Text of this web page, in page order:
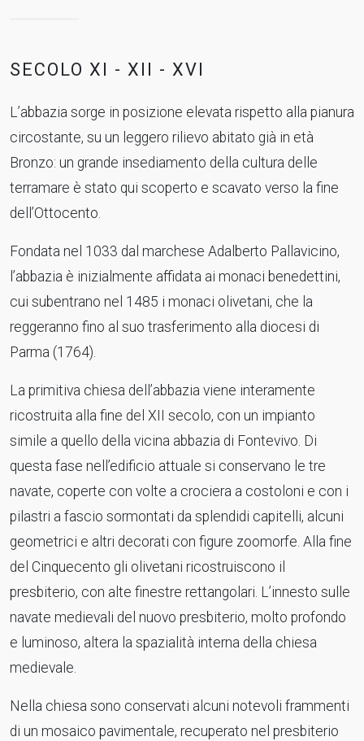
SECOLO XI - XII - XVI
L’abbazia sorge in posizione elevata rispetto alla pianura
circostante, su un leggero rilievo abitato già in età
Bronzo: un grande insediamento della cultura delle
terramare è stato qui scoperto e scavato verso la fine
dell’Ottocento.
Fondata nel 1033 dal marchese Adalberto Pallavicino,
l’abbazia è inizialmente affidata ai monaci benedettini,
cui subentrano nel 1485 i monaci olivetani, che la
reggeranno fino al suo trasferimento alla diocesi di
Parma (1764).
La primitiva chiesa dell’abbazia viene interamente
ricostruita alla fine del XII secolo, con un impianto
simile a quello della vicina abbazia di Fontevivo. Di
questa fase nell’edificio attuale si conservano le tre
navate, coperte con volte a crociera a costoloni e con i
pilastri a fascio sormontati da splendidi capitelli, alcuni
geometrici e altri decorati con figure zoomorfe. Alla fine
del Cinquecento gli olivetani ricostruiscono il
presbiterio, con alte finestre rettangolari. L’innesto sulle
navate medievali del nuovo presbiterio, molto profondo
e luminoso, altera la spazialità interna della chiesa
medievale.
Nella chiesa sono conservati alcuni notevoli frammenti
di un mosaico pavimentale, recuperato nel presbiterio